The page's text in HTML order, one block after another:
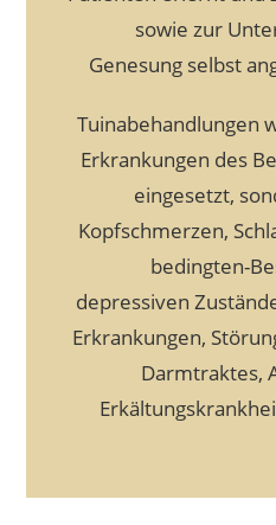
sowie zur
Genesung selbst
Tuinabehandlungen
Erkrankungen des
eingesetzt,
Kopfschmerzen,
bedingten-
depressiven
Erkrankungen,
Darmtraktes,